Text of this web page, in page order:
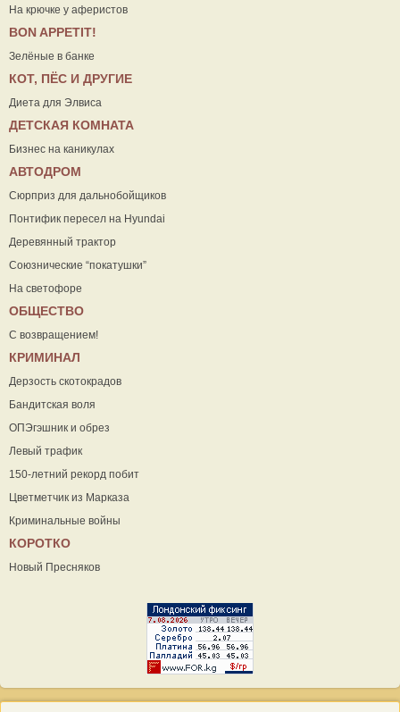
На крючке у аферистов
ВON APPETIT!
Зелёные в банке
КОТ, ПЁС И ДРУГИЕ
Диета для Элвиса
ДЕТСКАЯ КОМНАТА
Бизнес на каникулах
АВТОДРОМ
Сюрприз для дальнобойщиков
Понтифик пересел на Hyundai
Деревянный трактор
Союзнические “покатушки”
На светофоре
ОБЩЕСТВО
С возвращением!
КРИМИНАЛ
Дерзость скотокрадов
Бандитская воля
ОПЭгэшник и обрез
Левый трафик
150-летний рекорд побит
Цветметчик из Марказа
Криминальные войны
КОРОТКО
Новый Пресняков